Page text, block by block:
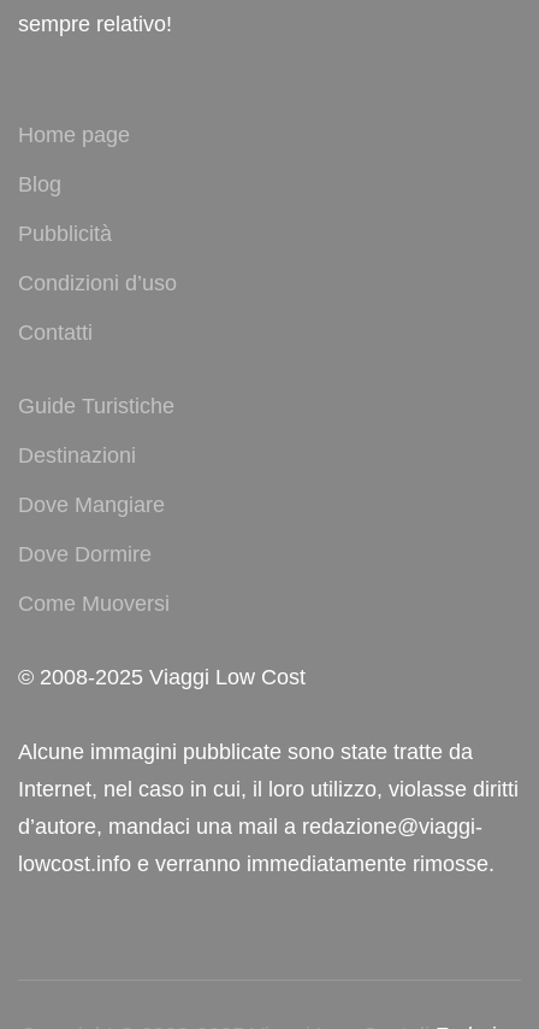
sempre relativo!
Home page
Blog
Pubblicità
Condizioni d’uso
Contatti
Guide Turistiche
Destinazioni
Dove Mangiare
Dove Dormire
Come Muoversi
© 2008-2025 Viaggi Low Cost
Alcune immagini pubblicate sono state tratte da
Internet, nel caso in cui, il loro utilizzo, violasse diritti
d’autore, mandaci una mail a redazione@viaggi-
lowcost.info e verranno immediatamente rimosse.